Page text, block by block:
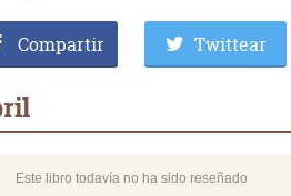
Compartir Twittear
Este libro todavía no ha sido reseñado